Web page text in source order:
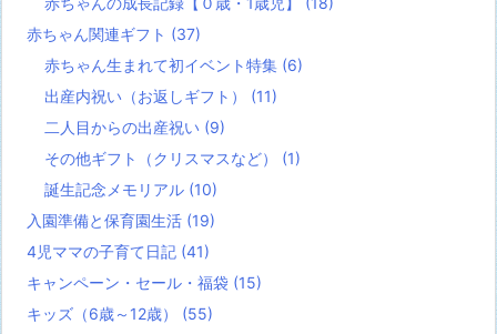
赤ちゃん関連ギフト (37)
赤ちゃん生まれて初イベント特集 (6)
出産内祝い（お返しギフト） (11)
二人目からの出産祝い (9)
その他ギフト（クリスマスなど） (1)
誕生記念メモリアル (10)
入園準備と保育園生活 (19)
4児ママの子育て日記 (41)
キャンペーン・セール・福袋 (15)
キッズ（6歳～12歳） (55)